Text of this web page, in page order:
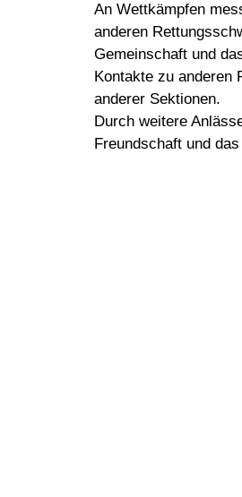
An Wettkämpfen
anderen
Gemeinschaft und
Kontakte zu anderen
anderer Sektionen.
Durch weitere
Freundschaft und